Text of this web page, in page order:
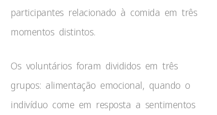
participantes relacionado à comida em três
momentos distintos.
Os voluntários foram divididos em três
grupos: alimentação emocional, quando o
indivíduo come em resposta a sentimentos